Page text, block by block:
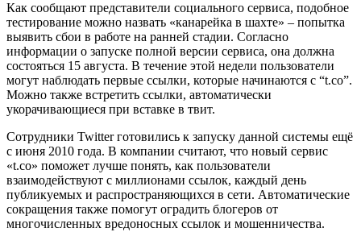
Как сообщают представители социального сервиса, подобное
тестирование можно назвать «канарейка в шахте» – попытка
выявить сбои в работе на ранней стадии. Согласно
информации о запуске полной версии сервиса, она должна
состояться 15 августа. В течение этой недели пользователи
могут наблюдать первые ссылки, которые начинаются с “t.co”.
Можно также встретить ссылки, автоматически
укорачивающиеся при вставке в твит.
Сотрудники Twitter готовились к запуску данной системы ещё
с июня 2010 года. В компании считают, что новый сервис
«t.co» поможет лучше понять, как пользователи
взаимодействуют с миллионами ссылок, каждый день
публикуемых и распространяющихся в сети. Автоматические
сокращения также помогут оградить блогеров от
многочисленных вредоносных ссылок и мошенничества.